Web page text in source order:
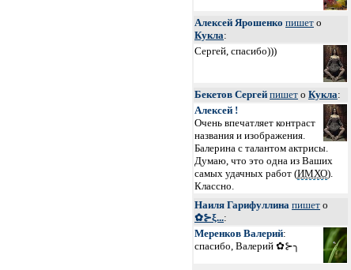
Алексей Ярошенко пишет о
Кукла:
Сергей, спасибо)))
Бекетов Сергей пишет о Кукла:
Алексей !
Очень впечатляет контраст
названия и изображения.
Балерина с талантом актрисы.
Думаю, что это одна из Ваших
самых удачных работ (ИМХО).
Классно.
Наиля Гарифуллина пишет о
✿⊱ξ...:
Меренков Валерий:
спасибо, Валерий ✿⊱╮